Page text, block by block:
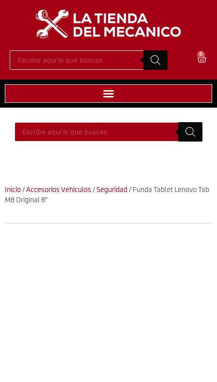
0
Inicio / Accesorios Vehículos / Seguridad / Funda Tablet Lenovo Tab
M8 Original 8″